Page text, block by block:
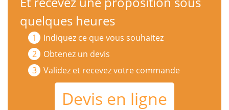
quelques heures
Indiquez ce que vous souhaitez
Obtenez un devis
Validez et recevez votre commande
Devis en ligne